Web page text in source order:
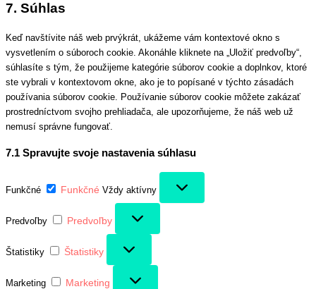
7. Súhlas
Keď navštívite náš web prvýkrát, ukážeme vám kontextové okno s
vysvetlením o súboroch cookie. Akonáhle kliknete na „Uložiť predvoľby“,
súhlasíte s tým, že použijeme kategórie súborov cookie a doplnkov, ktoré
ste vybrali v kontextovom okne, ako je to popísané v týchto zásadách
používania súborov cookie. Používanie súborov cookie môžete zakázať
prostredníctvom svojho prehliadača, ale upozorňujeme, že náš web už
nemusí správne fungovať.
7.1 Spravujte svoje nastavenia súhlasu
Funkčné Funkčné Vždy aktívny
Predvoľby Predvoľby
Štatistiky Štatistiky
Marketing Marketing